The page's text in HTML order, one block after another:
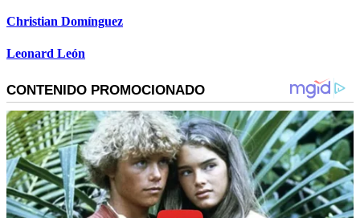
Christian Domínguez
Leonard León